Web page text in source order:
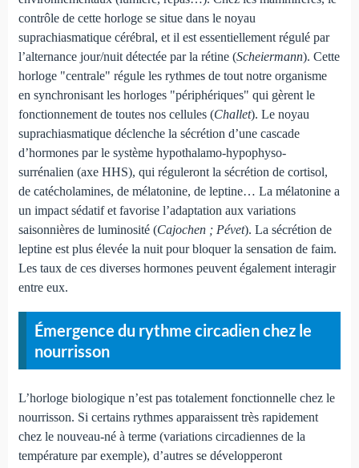
contrôle de cette horloge se situe dans le noyau
suprachiasmatique cérébral, et il est essentiellement régulé par
l’alternance jour/nuit détectée par la rétine (Scheiermann). Cette
horloge "centrale" régule les rythmes de tout notre organisme
en synchronisant les horloges "périphériques" qui gèrent le
fonctionnement de toutes nos cellules (Challet). Le noyau
suprachiasmatique déclenche la sécrétion d’une cascade
d’hormones par le système hypothalamo-hypophyso-
surrénalien (axe HHS), qui réguleront la sécrétion de cortisol,
de catécholamines, de mélatonine, de leptine… La mélatonine a
un impact sédatif et favorise l’adaptation aux variations
saisonnières de luminosité (Cajochen ; Pévet). La sécrétion de
leptine est plus élevée la nuit pour bloquer la sensation de faim.
Les taux de ces diverses hormones peuvent également interagir
entre eux.
Émergence du rythme circadien chez le
nourrisson
L’horloge biologique n’est pas totalement fonctionnelle chez le
nourrisson. Si certains rythmes apparaissent très rapidement
chez le nouveau-né à terme (variations circadiennes de la
température par exemple), d’autres se développeront